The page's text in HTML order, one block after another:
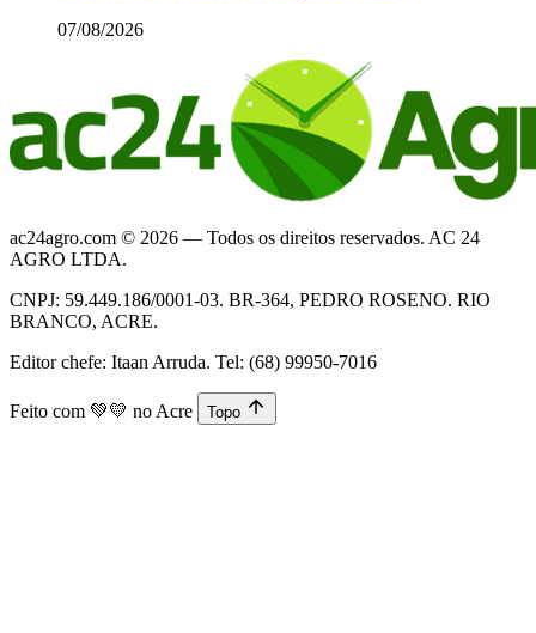
07/08/2026
ac24agro.com © 2026 — Todos os direitos reservados. AC 24
AGRO LTDA.
CNPJ: 59.449.186/0001-03. BR-364, PEDRO ROSENO. RIO
BRANCO, ACRE.
Editor chefe: Itaan Arruda. Tel: (68) 99950-7016
Feito com 💚💛 no Acre Topo